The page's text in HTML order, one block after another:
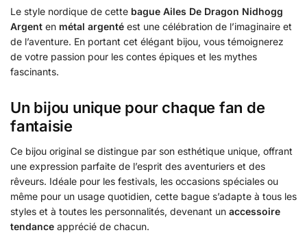
Le style nordique de cette bague Ailes De Dragon Nidhogg
Argent en métal argenté est une célébration de l’imaginaire et
de l’aventure. En portant cet élégant bijou, vous témoignerez
de votre passion pour les contes épiques et les mythes
fascinants.
Un bijou unique pour chaque fan de
fantaisie
Ce bijou original se distingue par son esthétique unique, offrant
une expression parfaite de l’esprit des aventuriers et des
rêveurs. Idéale pour les festivals, les occasions spéciales ou
même pour un usage quotidien, cette bague s’adapte à tous les
styles et à toutes les personnalités, devenant un accessoire
tendance apprécié de chacun.